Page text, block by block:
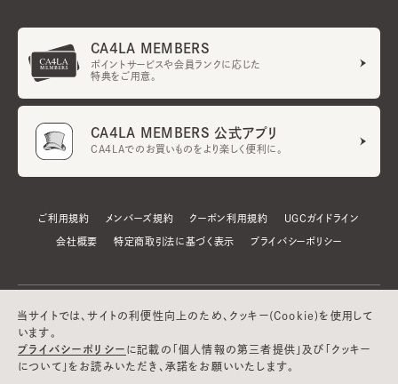
CA4LA MEMBERS
ポイントサービスや会員ランクに応じた
特典をご用意。
CA4LA MEMBERS 公式アプリ
CA4LAでのお買いものをより楽しく便利に。
ご利用規約 メンバーズ規約 クーポン利用規約 UGCガイドライン
会社概要 特定商取引法に基づく表示 プライバシーポリシー
当サイトでは、サイトの利便性向上のため、クッキー(Cookie)を使用して
います。
プライバシーポリシー に記載の「個人情報の第三者提供」及び「クッキー
について」をお読みいただき、承諾をお願いいたします。